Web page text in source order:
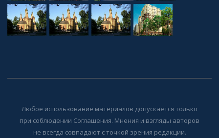
Любое использование материалов допускается только
при соблюдении Соглашения. Мнения и взгляды авторов
не всегда совпадают с точкой зрения редакции.